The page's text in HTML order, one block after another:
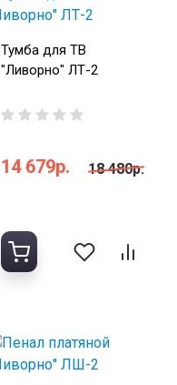
Тумба для ТВ
"Ливорно" ЛТ-2
14 679р. 18 480р.